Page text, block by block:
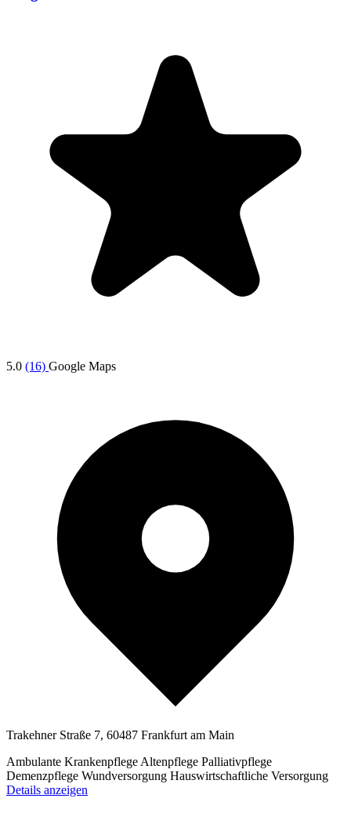
5.0 (16) Google Maps
Trakehner Straße 7, 60487 Frankfurt am Main
Ambulante Krankenpflege Altenpflege Palliativpflege
Demenzpflege Wundversorgung Hauswirtschaftliche Versorgung
Details anzeigen